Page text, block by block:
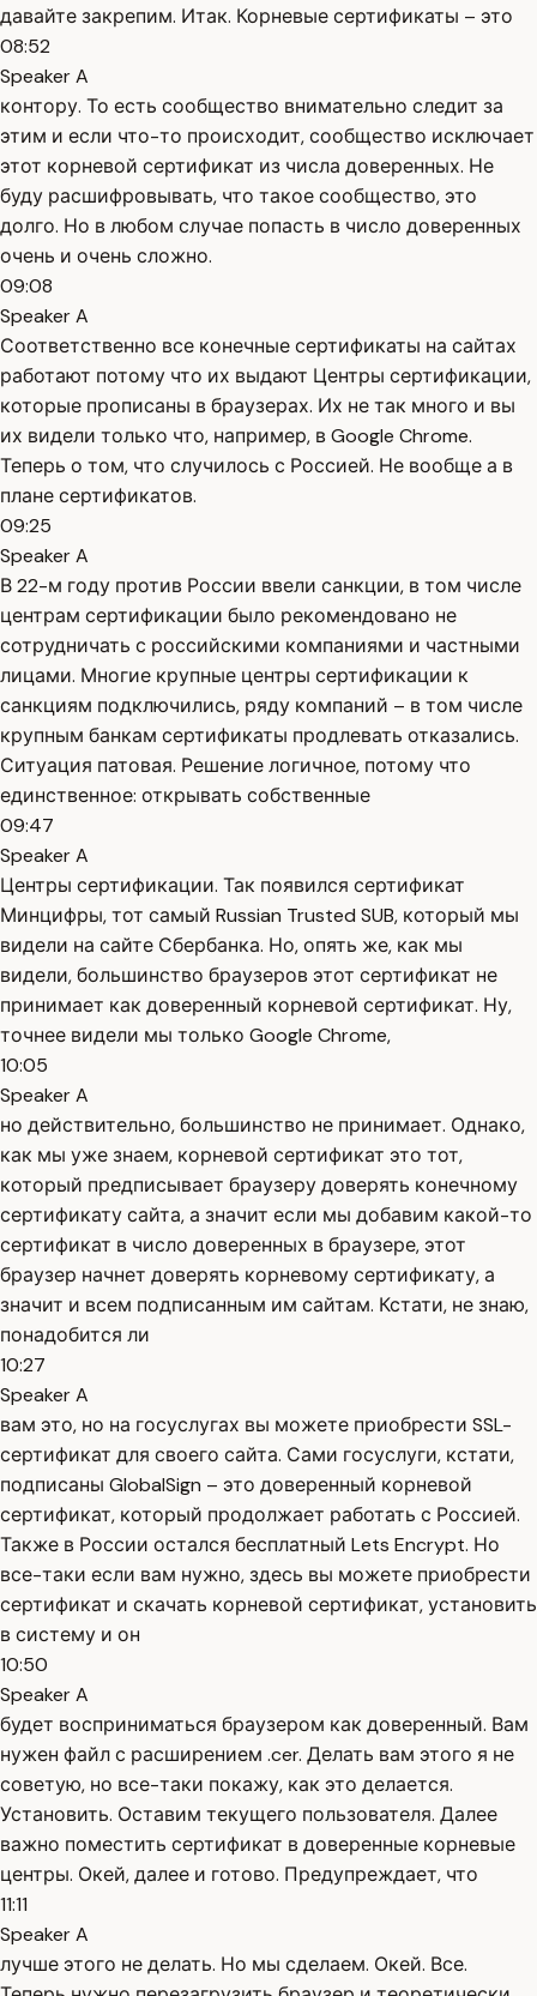
давайте закрепим. Итак. Корневые сертификаты – это
08:52
Speaker A
контору. То есть сообщество внимательно следит за
этим и если что-то происходит, сообщество исключает
этот корневой сертификат из числа доверенных. Не
буду расшифровывать, что такое сообщество, это
долго. Но в любом случае попасть в число доверенных
очень и очень сложно.
09:08
Speaker A
Соответственно все конечные сертификаты на сайтах
работают потому что их выдают Центры сертификации,
которые прописаны в браузерах. Их не так много и вы
их видели только что, например, в Google Chrome.
Теперь о том, что случилось с Россией. Не вообще а в
плане сертификатов.
09:25
Speaker A
В 22-м году против России ввели санкции, в том числе
центрам сертификации было рекомендовано не
сотрудничать с российскими компаниями и частными
лицами. Многие крупные центры сертификации к
санкциям подключились, ряду компаний – в том числе
крупным банкам сертификаты продлевать отказались.
Ситуация патовая. Решение логичное, потому что
единственное: открывать собственные
09:47
Speaker A
Центры сертификации. Так появился сертификат
Минцифры, тот самый Russian Trusted SUB, который мы
видели на сайте Сбербанка. Но, опять же, как мы
видели, большинство браузеров этот сертификат не
принимает как доверенный корневой сертификат. Ну,
точнее видели мы только Google Chrome,
10:05
Speaker A
но действительно, большинство не принимает. Однако,
как мы уже знаем, корневой сертификат это тот,
который предписывает браузеру доверять конечному
сертификату сайта, а значит если мы добавим какой-то
сертификат в число доверенных в браузере, этот
браузер начнет доверять корневому сертификату, а
значит и всем подписанным им сайтам. Кстати, не знаю,
понадобится ли
10:27
Speaker A
вам это, но на госуслугах вы можете приобрести SSL-
сертификат для своего сайта. Сами госуслуги, кстати,
подписаны GlobalSign – это доверенный корневой
сертификат, который продолжает работать с Россией.
Также в России остался бесплатный Lets Encrypt. Но
все-таки если вам нужно, здесь вы можете приобрести
сертификат и скачать корневой сертификат, установить
в систему и он
10:50
Speaker A
будет восприниматься браузером как доверенный. Вам
нужен файл с расширением .cer. Делать вам этого я не
советую, но все-таки покажу, как это делается.
Установить. Оставим текущего пользователя. Далее
важно поместить сертификат в доверенные корневые
центры. Окей, далее и готово. Предупреждает, что
11:11
Speaker A
лучше этого не делать. Но мы сделаем. Окей. Все.